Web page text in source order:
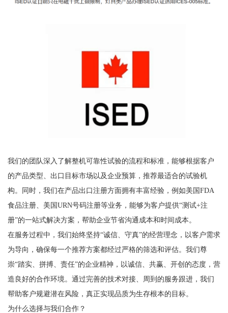
我们的团队深入了解整机可靠性试验的流程和标准，能够根据客户
的产品类型、出口目标市场以及企业预算，推荐最适合的试验机
构。同时，我们在产品出口注册方面拥有丰富经验，例如美国FDA
食品注册、美国URN号码注册等业务，能够为客户提供“测试+注
册”的一站式解决方案，帮助企业节省沟通成本和时间成本。
在服务过程中，我们始终坚持“诚信、守真”的经营理念，以客户需求
为导向，确保每一个推荐方案都经过严格的筛选和评估。我们尊
崇“踏实、拼搏、责任”的企业精神，以诚信、共赢、开创的态度，营
造良好的合作环境。通过完善的技术对接、周到的服务跟进，我们
帮助客户规避潜在风险，真正实现品质为生存根本的目标。
为什么选择与我们合作？